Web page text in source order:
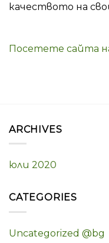
качеството на
Посетете сайта
ARCHIVES
юли 2020
CATEGORIES
Uncategorized @bg